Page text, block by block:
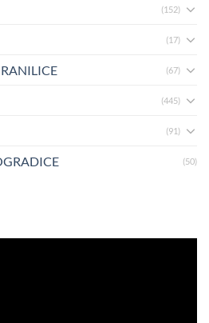
(152)
(17)
(67)
(445)
(91)
(50)